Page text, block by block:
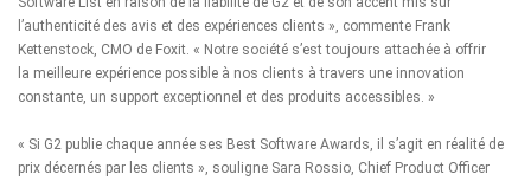
l’authenticité des avis et des expériences clients », commente Frank
Kettenstock, CMO de Foxit. « Notre société s’est toujours attachée à offrir
la meilleure expérience possible à nos clients à travers une innovation
constante, un support exceptionnel et des produits accessibles. »
« Si G2 publie chaque année ses Best Software Awards, il s’agit en réalité de
prix décernés par les clients », souligne Sara Rossio, Chief Product Officer